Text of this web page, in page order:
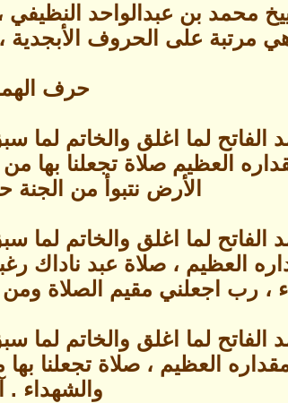
محمد بن عبدالواحد النظيفي
مرتبة على الحروف
حرف
الفاتح لما اغلق والخاتم
العظيم صلاة تجعلنا بها من
الأرض نتبوأ من
الفاتح لما اغلق والخاتم
العظيم ، صلاة عبد ناداك
، رب اجعلني مقيم الصلاة
الفاتح لما اغلق والخاتم
العظيم ، صلاة تجعلنا بها
والشهداء .